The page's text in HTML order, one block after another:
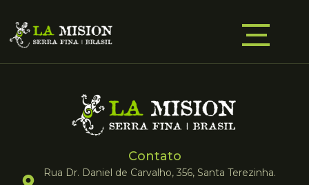
Contato
Rua Dr. Daniel de Carvalho, 356, Santa Terezinha.